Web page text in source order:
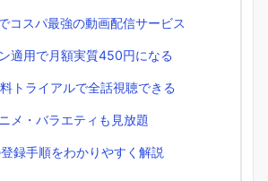
コスパ最強の動画配信サービス
適用で月額実質450円になる
トライアルで全話視聴できる
メ・バラエティも見放題
録手順をわかりやすく解説